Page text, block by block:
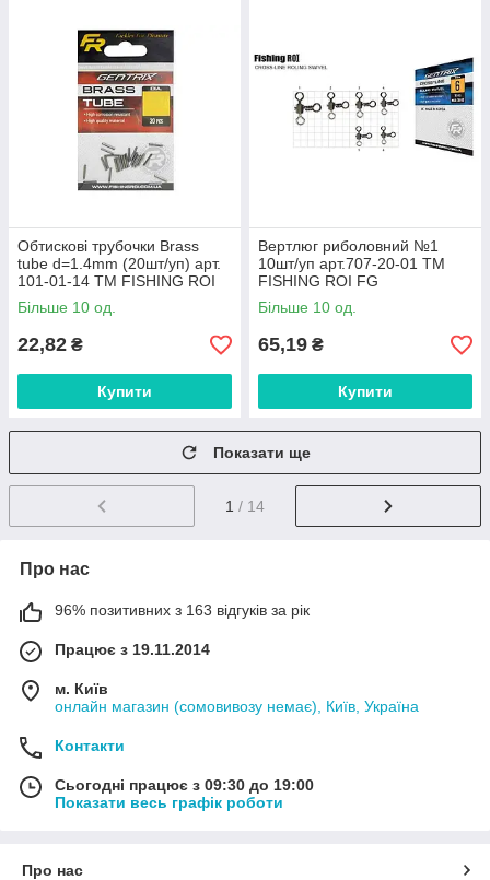
Обтискові трубочки Brass
tube d=1.4mm (20шт/уп) арт.
101-01-14 ТМ FISHING ROI
FG
Більше 10 од.
22,82 ₴
Купити
Вертлюг риболовний №1
10шт/уп арт.707-20-01 ТМ
FISHING ROI FG
Більше 10 од.
65,19 ₴
Купити
Показати ще
1 / 14
Про нас
96% позитивних з 163 відгуків за рік
Працює з 19.11.2014
м. Київ
онлайн магазин (сомовивозу немає), Київ, Україна
Контакти
Сьогодні працює з 09:30 до 19:00
Показати весь графік роботи
Про нас